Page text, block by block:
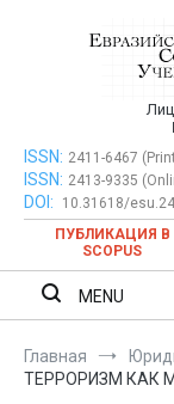
Евразийский
ISSN: 2411-6467
ISSN: 2413-9335
DOI:
10.31618/
ПУБЛИКАЦИЯ В
SCOPUS
MENU
Главная
ТЕРРОРИЗМ КАК